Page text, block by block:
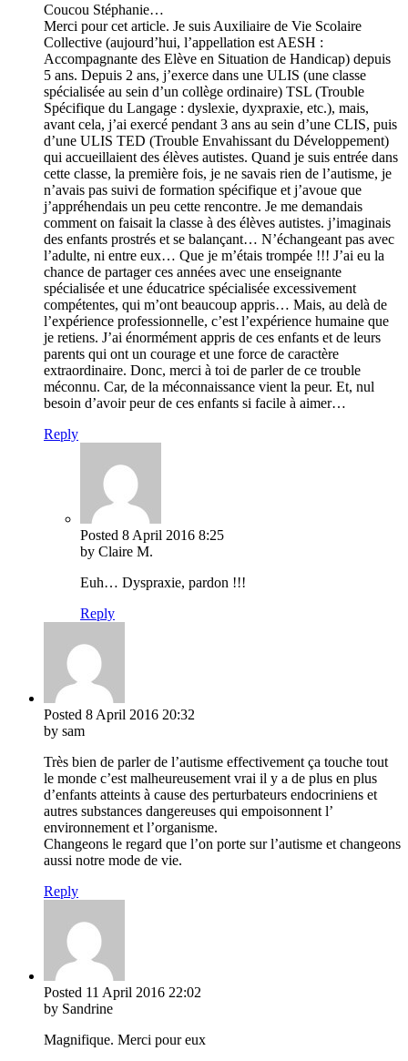
Coucou Stéphanie…
Merci pour cet article. Je suis Auxiliaire de Vie Scolaire
Collective (aujourd’hui, l’appellation est AESH :
Accompagnante des Elève en Situation de Handicap) depuis
5 ans. Depuis 2 ans, j’exerce dans une ULIS (une classe
spécialisée au sein d’un collège ordinaire) TSL (Trouble
Spécifique du Langage : dyslexie, dyxpraxie, etc.), mais,
avant cela, j’ai exercé pendant 3 ans au sein d’une CLIS, puis
d’une ULIS TED (Trouble Envahissant du Développement)
qui accueillaient des élèves autistes. Quand je suis entrée dans
cette classe, la première fois, je ne savais rien de l’autisme, je
n’avais pas suivi de formation spécifique et j’avoue que
j’appréhendais un peu cette rencontre. Je me demandais
comment on faisait la classe à des élèves autistes. j’imaginais
des enfants prostrés et se balançant… N’échangeant pas avec
l’adulte, ni entre eux… Que je m’étais trompée !!! J’ai eu la
chance de partager ces années avec une enseignante
spécialisée et une éducatrice spécialisée excessivement
compétentes, qui m’ont beaucoup appris… Mais, au delà de
l’expérience professionnelle, c’est l’expérience humaine que
je retiens. J’ai énormément appris de ces enfants et de leurs
parents qui ont un courage et une force de caractère
extraordinaire. Donc, merci à toi de parler de ce trouble
méconnu. Car, de la méconnaissance vient la peur. Et, nul
besoin d’avoir peur de ces enfants si facile à aimer…
Reply
Posted 8 April 2016 8:25
by Claire M.
Euh… Dyspraxie, pardon !!!
Reply
Posted 8 April 2016 20:32
by sam
Très bien de parler de l’autisme effectivement ça touche tout
le monde c’est malheureusement vrai il y a de plus en plus
d’enfants atteints à cause des perturbateurs endocriniens et
autres substances dangereuses qui empoisonnent l’
environnement et l’organisme.
Changeons le regard que l’on porte sur l’autisme et changeons
aussi notre mode de vie.
Reply
Posted 11 April 2016 22:02
by Sandrine
Magnifique. Merci pour eux